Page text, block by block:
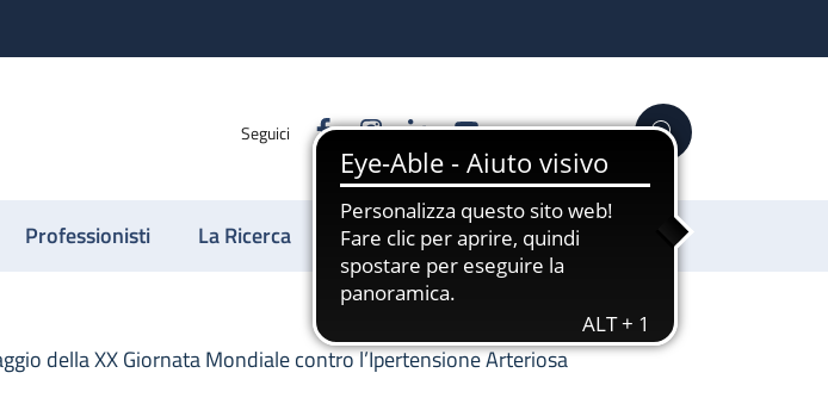
Seguici FacebookInstagram
LinkedinYouTube Cerca
Professionisti La Ricerca Sostienici
della XX Giornata Mondiale contro l’Ipertensione Arteriosa